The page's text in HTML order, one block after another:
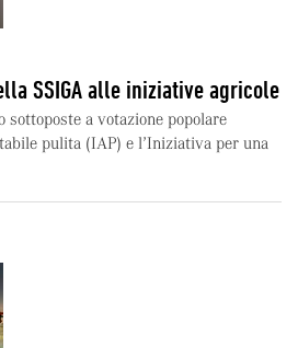
SSIGA alle iniziative agricole
a votazione popolare
pulita (IAP) e l’Iniziativa per una